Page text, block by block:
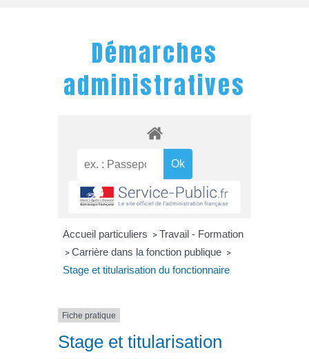
Démarches
administratives
Accueil particuliers > Travail - Formation
> Carrière dans la fonction publique >
Stage et titularisation du fonctionnaire
Fiche pratique
Stage et titularisation